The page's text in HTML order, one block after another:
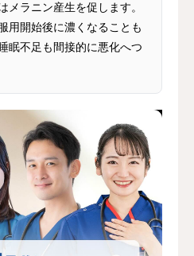
メラニン産生を促します。
用開始後に濃くなることも
眠不足も間接的に悪化へつ